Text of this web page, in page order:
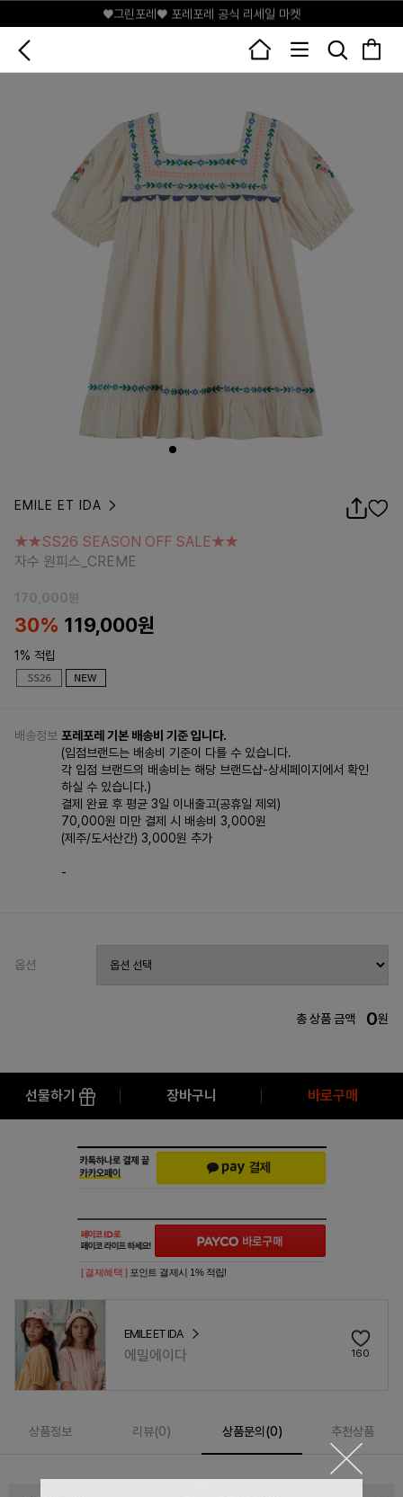
♥그린포레♥ 포레포레 공식 리세일 마켓
EMILE ET IDA
자수 원피스_CREME
★★SS26 SEASON OFF SALE★★
자수 원피스_CREME
170,000원
30% 119,000원
1% 적립
배송정보 포레포레 기본 배송비 기준 입니다.
(입점브랜드는 배송비 기준이 다를 수 있습니다.
각 입점 브랜드의 배송비는 해당 브랜드샵-상세페이지에서 확인
하실 수 있습니다.)
결제 완료 후 평균 3일 이내출고(공휴일 제외)
70,000원 미만 결제 시 배송비 3,000원
(제주/도서산간) 3,000원 추가
-
옵션
총 상품 금액 0원
선물하기 장바구니 바로구매
[ 결제혜택 ] 포인트 결제시 1% 적립!
EMILE ET IDA
에밀에이다 160
상품정보 리뷰(0) 상품문의(0) 추천상품